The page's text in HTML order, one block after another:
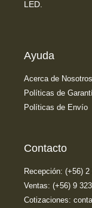
LED.
Ayuda
Acerca de Nosotros
Políticas de
Políticas de Envío
Contacto
Recepción: (+56) 2
Ventas: (+56) 9
Cotizaciones: